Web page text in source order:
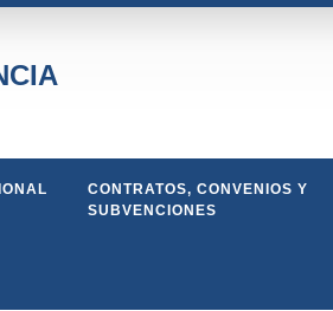
CONTRATOS, CONVENIOS Y
SUBVENCIONES